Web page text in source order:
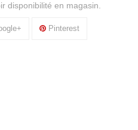
disponibilité en magasin.
Pinterest